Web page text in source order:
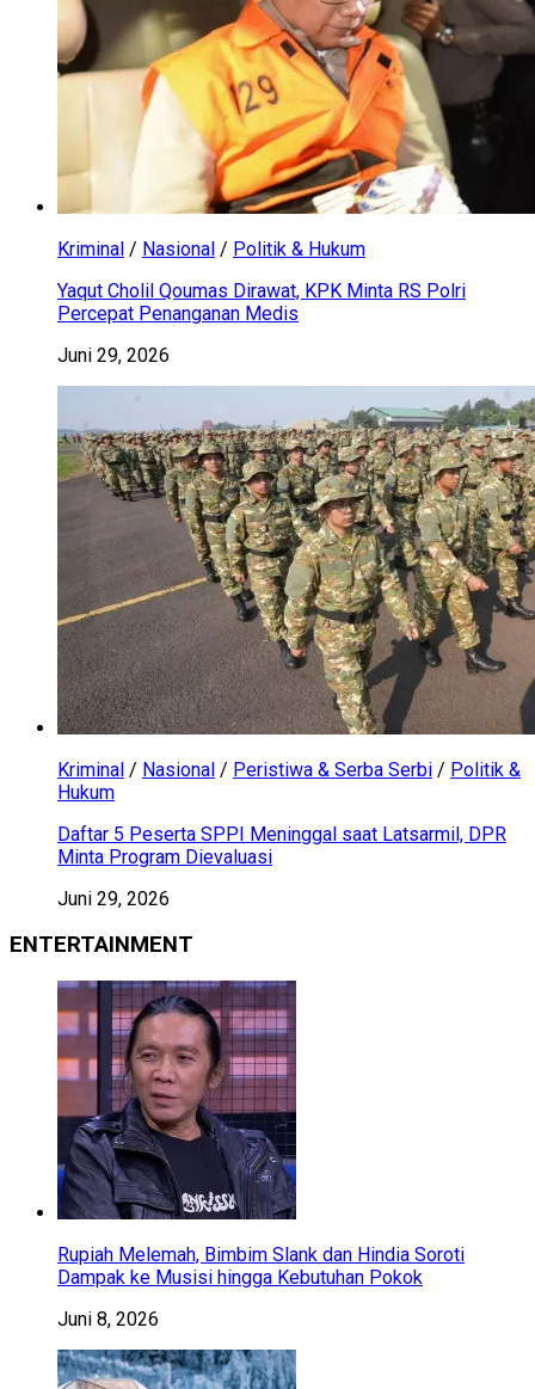
Kriminal / Nasional / Politik & Hukum
Yaqut Cholil Qoumas Dirawat, KPK Minta RS Polri
Percepat Penanganan Medis
Juni 29, 2026
Kriminal / Nasional / Peristiwa & Serba Serbi / Politik &
Hukum
Daftar 5 Peserta SPPI Meninggal saat Latsarmil, DPR
Minta Program Dievaluasi
Juni 29, 2026
ENTERTAINMENT
Rupiah Melemah, Bimbim Slank dan Hindia Soroti
Dampak ke Musisi hingga Kebutuhan Pokok
Juni 8, 2026